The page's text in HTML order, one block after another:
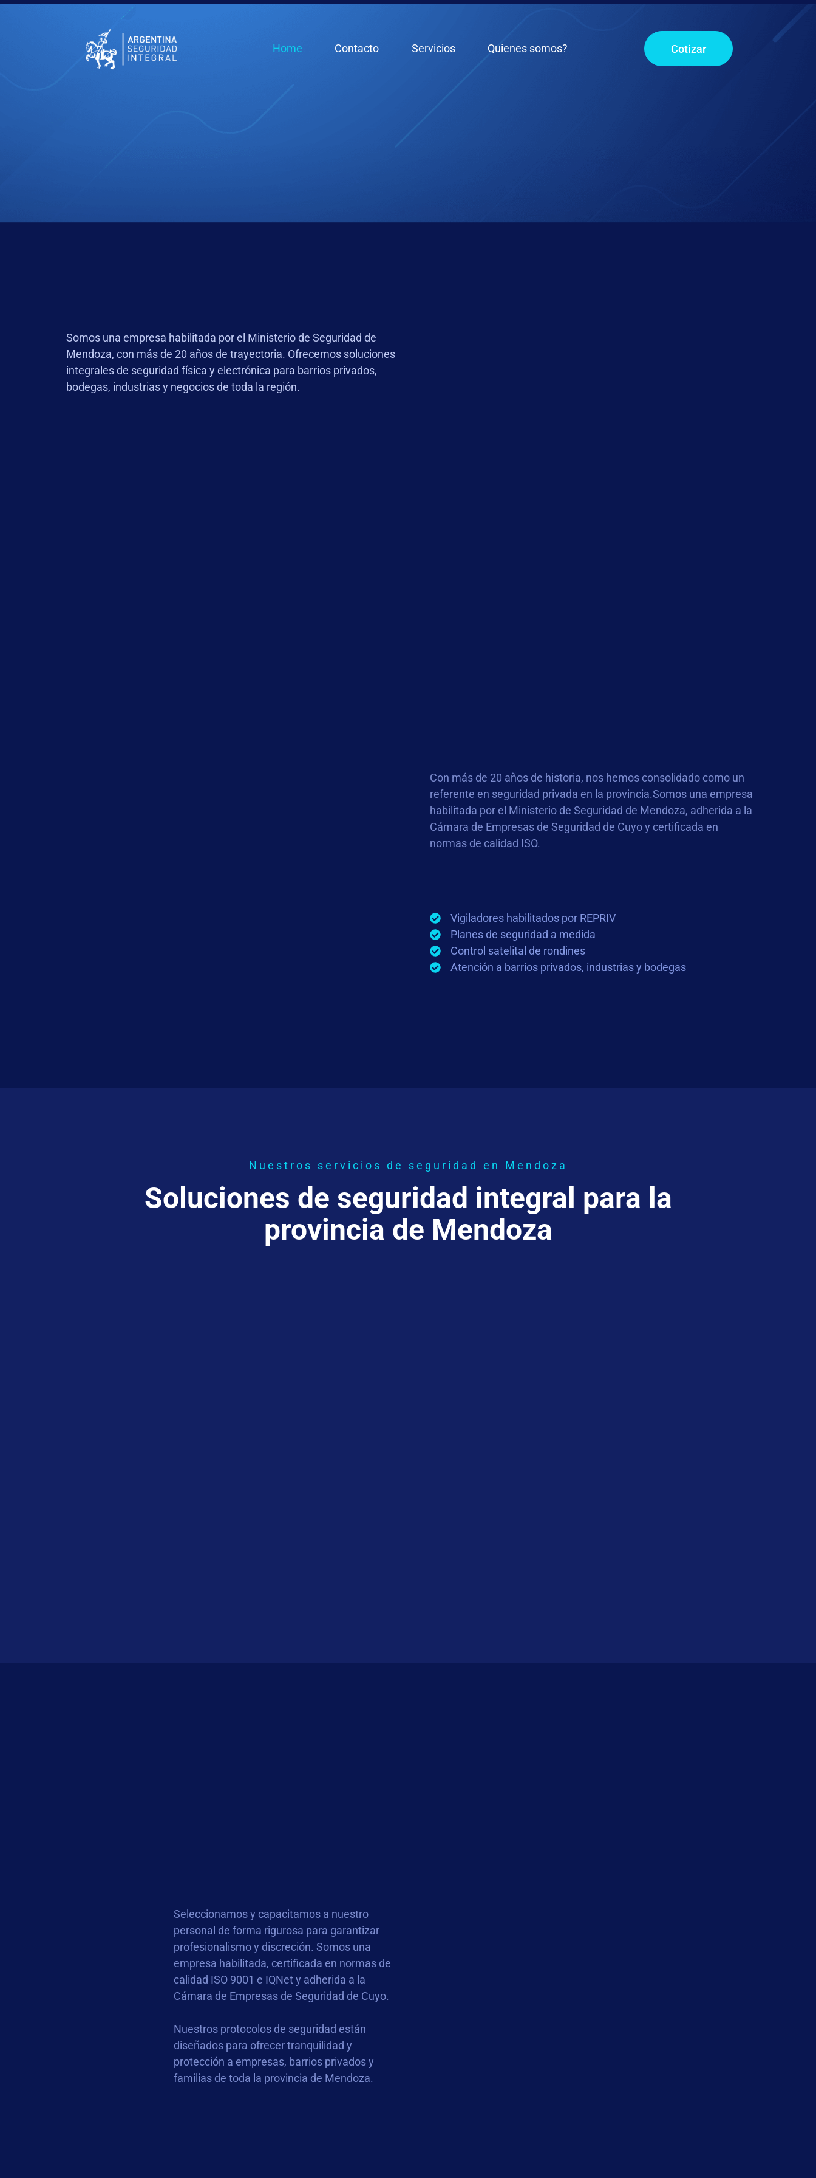
Home Contacto Servicios Quienes somos? Cotizar
Somos una empresa habilitada por el Ministerio de Seguridad de
Mendoza, con más de 20 años de trayectoria. Ofrecemos soluciones
integrales de seguridad física y electrónica para barrios privados,
bodegas, industrias y negocios de toda la región.
Con más de 20 años de historia, nos hemos consolidado como un
referente en seguridad privada en la provincia.Somos una empresa
habilitada por el Ministerio de Seguridad de Mendoza, adherida a la
Cámara de Empresas de Seguridad de Cuyo y certificada en
normas de calidad ISO.
Vigiladores habilitados por REPRIV
Planes de seguridad a medida
Control satelital de rondines
Atención a barrios privados, industrias y bodegas
Nuestros servicios de seguridad en Mendoza
Soluciones de seguridad integral para la
provincia de Mendoza
Seleccionamos y capacitamos a nuestro
personal de forma rigurosa para garantizar
profesionalismo y discreción. Somos una
empresa habilitada, certificada en normas de
calidad ISO 9001 e IQNet y adherida a la
Cámara de Empresas de Seguridad de Cuyo.
Nuestros protocolos de seguridad están
diseñados para ofrecer tranquilidad y
protección a empresas, barrios privados y
familias de toda la provincia de Mendoza.